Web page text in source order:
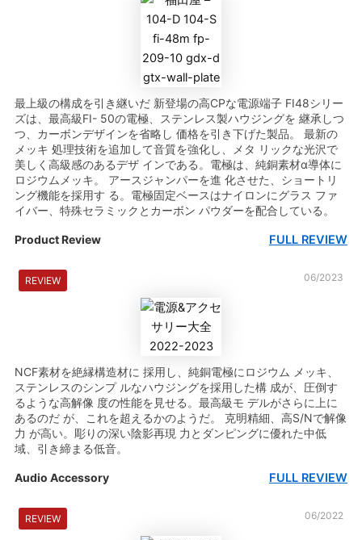
最上級の構成を引き継いだ 新登場の高CPな電源端子 FI48シリー
ズは、最高級FI- 50の電極、ステンレス製ハウジングを 継承しつ
つ、カーボンデザインを省略し 価格を引き下げた製品。 最新の
メッキ 処理技術を追加して音質を強化し、メタ リックな光沢で
美しく高級感のあるデザ インである。電極は、純銅素材α導体に
ロジウムメッキ。 アースジャンパーを進 化させた、ショートリ
ング機能を採用す る。電極固定ベースはナイロンにグラス ファ
イバー、特殊セラミックとカーボン パウダーを配合している。
Product Review FULL REVIEW
REVIEW 06/2023
NCF素材を絶縁構造材に 採用し、純銅電極にロジウム メッキ、
ステンレスのシンプ ルなハウジングを採用した構 成が、圧倒す
るような高解像 度の性能を見せる。最高級モ デルがさらに上に
あるのだ が、これを超えるかのようだ。 克明精細、高S/Nで解像
力 が高い。彫りの深い陰影再現 力とダンピングに優れた中低
域、引き締まる低音。
Audio Accessory FULL REVIEW
REVIEW 06/2022